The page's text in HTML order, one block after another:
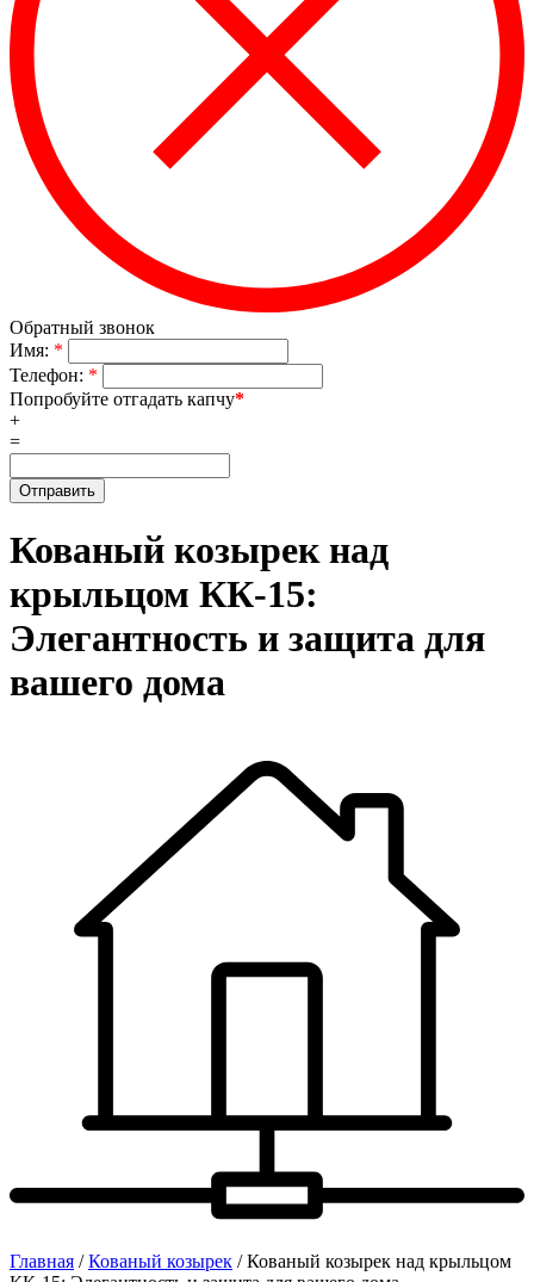
Обратный звонок
Имя: *
Телефон: *
Попробуйте отгадать капчу*
+
=
Кованый козырек над
крыльцом КК-15:
Элегантность и защита для
вашего дома
Главная /Кованый козырек / Кованый козырек над крыльцом